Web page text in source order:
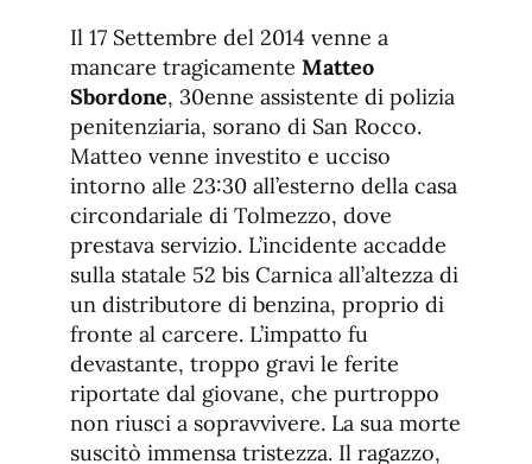
de
fuente
de
fuente.
Il 17 Settembre del 2014 venne a
mancare tragicamente Matteo
Sbordone, 30enne assistente di polizia
penitenziaria, sorano di San Rocco.
Matteo venne investito e ucciso
intorno alle 23:30 all’esterno della casa
circondariale di Tolmezzo, dove
prestava servizio. L’incidente accadde
sulla statale 52 bis Carnica all’altezza di
un distributore di benzina, proprio di
fronte al carcere. L’impatto fu
devastante, troppo gravi le ferite
riportate dal giovane, che purtroppo
non riusci a sopravvivere. La sua morte
suscitò immensa tristezza. Il ragazzo,